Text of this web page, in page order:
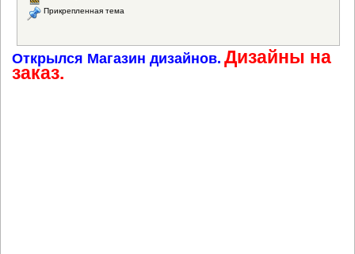
Прикрепленная тема
Открылся Магазин дизайнов. Дизайны на
заказ.